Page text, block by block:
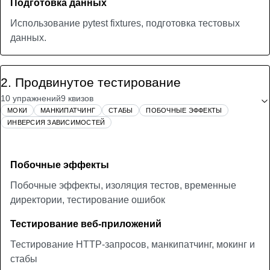
Подготовка данных
Использование pytest fixtures, подготовка тестовых
данных.
2. Продвинутое тестирование
10 упражнений9 квизов
МОКИ МАНКИПАТЧИНГ СТАБЫ
ПОБОЧНЫЕ ЭФФЕКТЫ
ИНВЕРСИЯ ЗАВИСИМОСТЕЙ
Побочные эффекты
Побочные эффекты, изоляция тестов, временные
директории, тестирование ошибок
Тестирование веб-приложений
Тестирование HTTP-запросов, манкипатчинг, мокинг и
стабы